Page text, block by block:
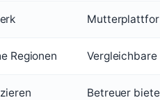
Regionen
Betreuer